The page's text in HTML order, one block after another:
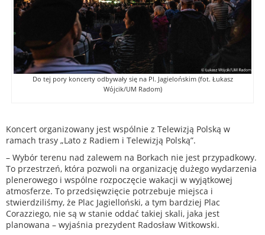
Do tej pory koncerty odbywały się na Pl. Jagielońskim (fot. Łukasz
Wójcik/UM Radom)
Koncert organizowany jest wspólnie z Telewizją Polską w
ramach trasy „Lato z Radiem i Telewizją Polską”.
– Wybór terenu nad zalewem na Borkach nie jest przypadkowy.
To przestrzeń, która pozwoli na organizację dużego wydarzenia
plenerowego i wspólne rozpoczęcie wakacji w wyjątkowej
atmosferze. To przedsięwzięcie potrzebuje miejsca i
stwierdziliśmy, że Plac Jagielloński, a tym bardziej Plac
Corazziego, nie są w stanie oddać takiej skali, jaka jest
planowana – wyjaśnia prezydent Radosław Witkowski.